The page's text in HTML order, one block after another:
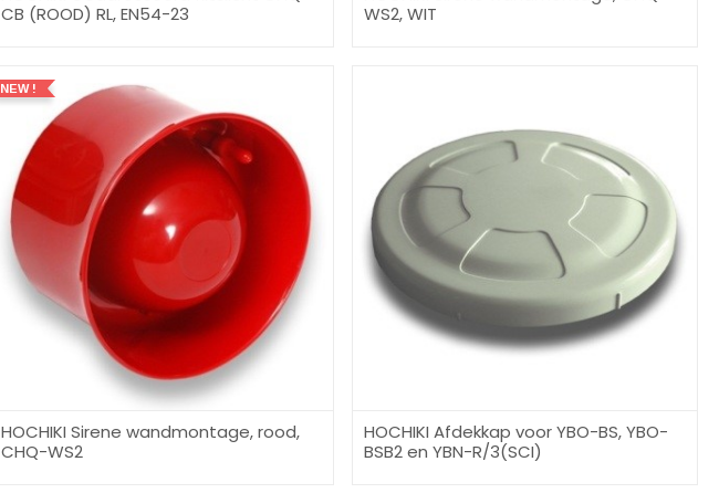
CB (ROOD) RL, EN54-23
WS2, WIT
NEW !
HOCHIKI Sirene wandmontage, rood,
CHQ-WS2
HOCHIKI Afdekkap voor YBO-BS, YBO-
BSB2 en YBN-R/3(SCI)